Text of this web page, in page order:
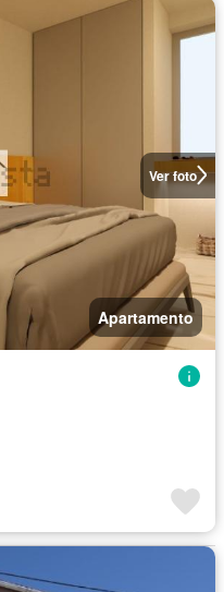
Ver foto
Apartamento